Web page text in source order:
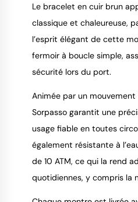
Le bracelet en cuir brun
classique et chaleureuse,
l’esprit élégant de cette
fermoir à boucle simple,
sécurité lors du port.
Animée par un
Sorpasso garantit une
usage fiable en toutes
également résistante à
de 10 ATM, ce qui la rend
quotidiennes, y compris la